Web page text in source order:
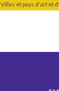
Villes et pays d'art et